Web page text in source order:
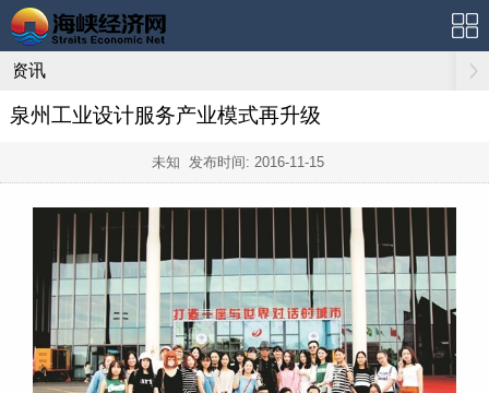
资讯
泉州工业设计服务产业模式再升级
未知 发布时间: 2016-11-15